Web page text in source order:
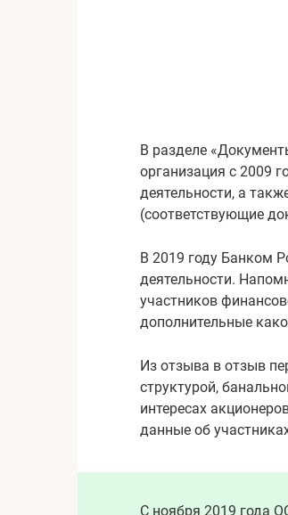
В разделе
организация с 2009
деятельности, а
(соответствующие
В 2019 году Банком
деятельности.
участников
дополнительные
Из отзыва в отзыв
структурой,
интересах
данные об
С ноября 2019 года